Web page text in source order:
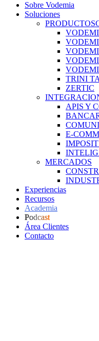
Sobre Vodemia
Soluciones
PRODUCTOS
TRINI
ZERTIC
APIS Y
E-
MERCADOS
Experiencias
Recursos
Academia
Podcast
Área Clientes
Contacto